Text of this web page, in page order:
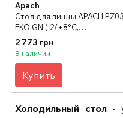
Apach
Стол для пиццы APACH PZ03
EKO GN (-2/+8°С,
2030x750x1035 мм)
2 773 грн
В наличии
Купить
Холодильный стол-